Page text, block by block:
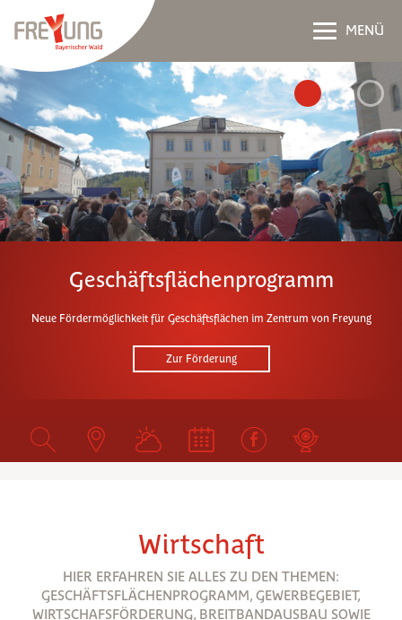
MENÜ
Geschäftsflächenprogramm
Neue Fördermöglichkeit für Geschäftsflächen im Zentrum von Freyung
Zur Förderung
Wirtschaft
HIER ERFAHREN SIE ALLES ZU DEN THEMEN:
GESCHÄFTSFLÄCHENPROGRAMM, GEWERBEGEBIET,
WIRTSCHAFSFÖRDERUNG, BREITBANDAUSBAU SOWIE